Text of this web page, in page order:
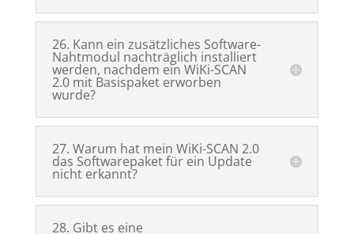
26. Kann ein zusätzliches Software-
Nahtmodul nachträglich installiert
werden, nachdem ein WiKi-SCAN
2.0 mit Basispaket erworben
wurde?
27. Warum hat mein WiKi-SCAN 2.0
das Softwarepaket für ein Update
nicht erkannt?
28. Gibt es eine